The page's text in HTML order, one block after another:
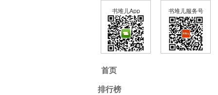
书堆儿服务号
书堆儿App
首页
排行榜